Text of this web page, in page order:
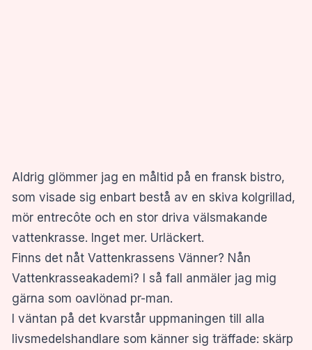
Aldrig glömmer jag en måltid på en fransk bistro,
som visade sig enbart bestå av en skiva kolgrillad,
mör entrecôte och en stor driva välsmakande
vattenkrasse. Inget mer. Urläckert.
Finns det nåt Vattenkrassens Vänner? Nån
Vattenkrasseakademi? I så fall anmäler jag mig
gärna som oavlönad pr-man.
I väntan på det kvarstår uppmaningen till alla
livsmedelshandlare som känner sig träffade: skärp